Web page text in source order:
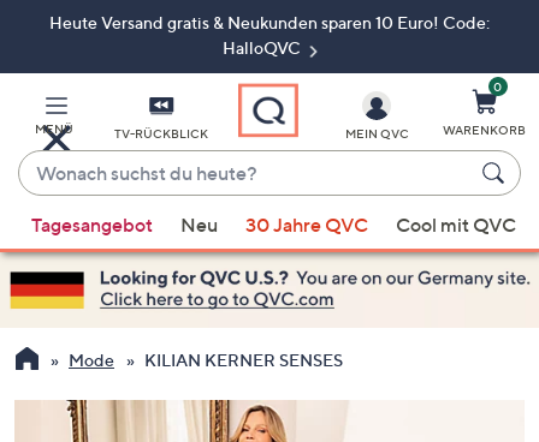
ZumHeute Versand gratis & Neukunden sparen 10 Euro! Code:
HalloQVC
MENÜ TV-RÜCKBLICK
Wonach
suchst
du
heute?
Vorschläge
verfügbar
sind,
verwenden
Sie
Pfeiltasten
MEIN QVC
0
WARENKORB
Tagesangebot Neu 30 Jahre QVC Cool mit QVC
Mode KILIAN KERNER SENSES